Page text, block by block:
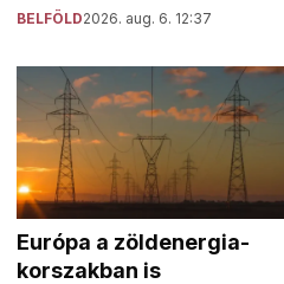
BELFÖLD2026. aug. 6. 12:37
Európa a zöldenergia-
korszakban is